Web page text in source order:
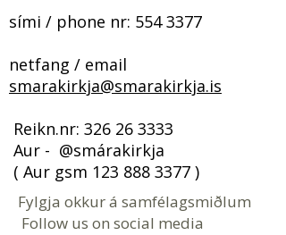
sími / phone nr: 554 3377
netfang / email
smarakirkja@smarakirkja.is
​​​ Reikn.nr: 326 26 3333
Aur - @smárakirkja
( Aur gsm 123 888 3377 )
Fylgja okkur á samfélagsmiðlum
Follow us on social media